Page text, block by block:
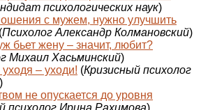
психологических наук)
с мужем, нужно улучшить
(Психолог Александр Колмановский)
бьет жену – значит, любит?
Михаил Хасьминский)
– уходи! (Кризисный психолог
)
не опускается до уровня
психолог Ирина Рахимова)